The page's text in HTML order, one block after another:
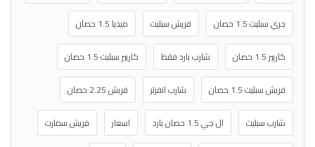
جري سبليت 1.5 حصان فريش سبليت ميديا 1.5 حصان
كاريير 1.5 حصان شارب بارد فقط كاريير سبليت 1.5 حصان
فريش سبليت 1.5 حصان شارب انفرتر فريش 2.25 حصان
شارب سبليت ال جي 1.5 حصان بارد اسعار فريش سمارت